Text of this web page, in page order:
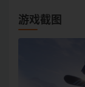
游戏截图